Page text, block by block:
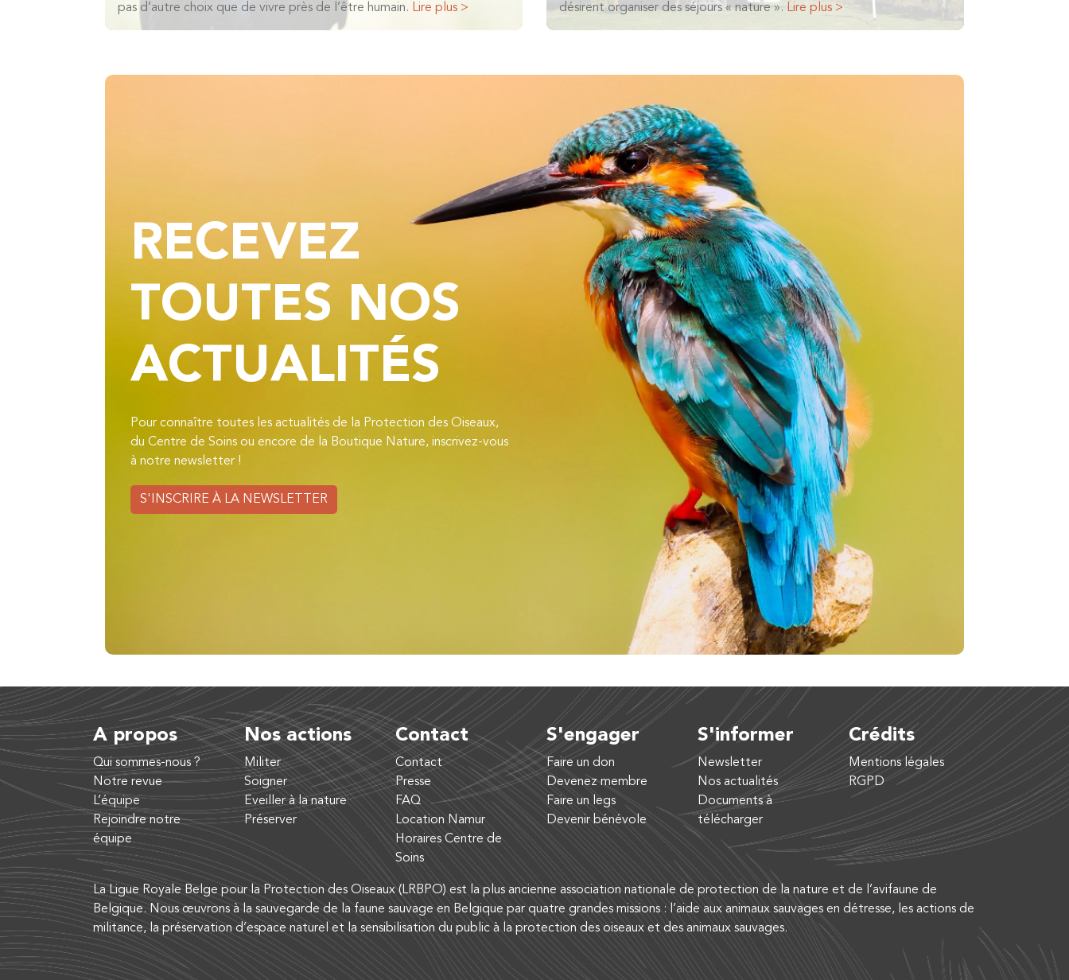
pas d’autre choix que de vivre près de l’être humain. Lire plus >
désirent organiser des séjours « nature ». Lire plus >
RECEVEZ
TOUTES NOS
ACTUALITÉS
Pour connaître toutes les actualités de la Protection des Oiseaux,
du Centre de Soins ou encore de la Boutique Nature, inscrivez-vous
à notre newsletter !
S'INSCRIRE À LA NEWSLETTER
A propos
Qui sommes-nous ?
Notre revue
L’équipe
Rejoindre notre
équipe
Nos actions
Militer
Soigner
Eveiller à la nature
Préserver
Contact
Contact
Presse
FAQ
Location Namur
Horaires Centre de
Soins
S'engager
Faire un don
Devenez membre
Faire un legs
Devenir bénévole
S'informer
Newsletter
Nos actualités
Documents à
télécharger
Crédits
Mentions légales
RGPD
La Ligue Royale Belge pour la Protection des Oiseaux (LRBPO) est la plus ancienne association nationale de protection de la nature et de l’avifaune de
Belgique. Nous œuvrons à la sauvegarde de la faune sauvage en Belgique par quatre grandes missions : l’aide aux animaux sauvages en détresse, les actions de
militance, la préservation d’espace naturel et la sensibilisation du public à la protection des oiseaux et des animaux sauvages.